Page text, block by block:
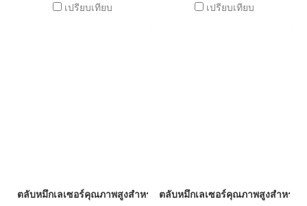
เปรียบเทียบ เปรียบเทียบ
ตลับหมึกเลเซอร์คุณภาพสูงสำหรับ HP และ Canon รุ่น CF283X/
ตลับหมึกเลเซอร์คุณภาพสูงสำหรับ